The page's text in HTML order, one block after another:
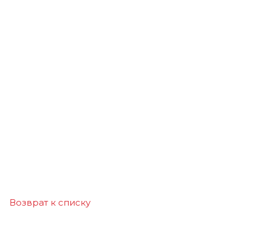
Возврат к списку